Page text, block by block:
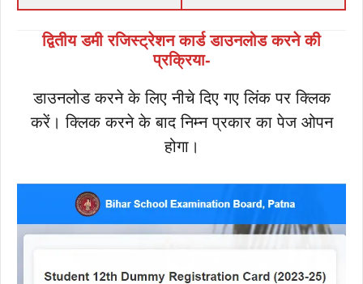
द्वितीय डमी रजिस्ट्रेशन कार्ड डाउनलोड करने की
प्रक्रिया-
डाउनलोड करने के लिए नीचे दिए गए लिंक पर क्लिक
करें। क्लिक करने के बाद निम्न प्रकार का पेज ओपन
होगा।